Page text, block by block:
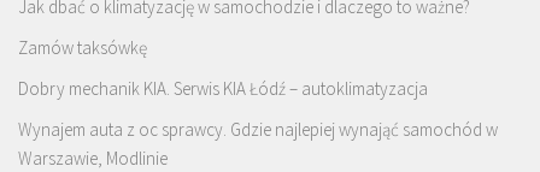
Jak dbać o klimatyzację w samochodzie i dlaczego to ważne?
Zamów taksówkę
Dobry mechanik KIA. Serwis KIA Łódź – autoklimatyzacja
Wynajem auta z oc sprawcy. Gdzie najlepiej wynająć samochód w
Warszawie, Modlinie